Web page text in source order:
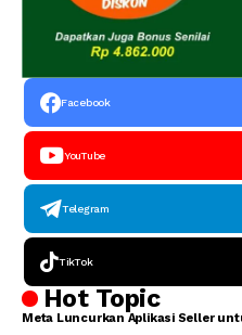
Facebook
YouTube
Telegram
TikTok
Hot Topic
Meta Luncurkan Aplikasi Seller